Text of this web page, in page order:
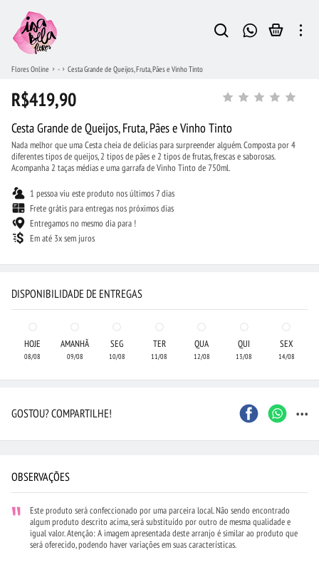
Flores Online - Cesta Grande de Queijos, Fruta, Pães e Vinho Tinto
R$419,90
Cesta Grande de Queijos, Fruta, Pães e Vinho Tinto
Nada melhor que uma Cesta cheia de delicias para surpreender alguém. Composta por 4
diferentes tipos de queijos, 2 tipos de pães e 2 tipos de frutas, frescas e saborosas.
Acompanha 2 taças médias e uma garrafa de Vinho Tinto de 750ml.
1 pessoa viu este produto nos últimos 7 dias
Frete grátis para entregas nos próximos dias
Entregamos no mesmo dia para !
Em até 3x sem juros
DISPONIBILIDADE DE ENTREGAS
HOJE
08/08
AMANHÃ
09/08
SEG
10/08
TER
11/08
QUA
12/08
QUI
13/08
SEX
14/08
GOSTOU? COMPARTILHE! ...
OBSERVAÇÕES
Este produto será confeccionado por uma parceira local. Não sendo encontrado
algum produto descrito acima, será substituído por outro de mesma qualidade e
igual valor. Atenção: A imagem apresentada deste arranjo é similar ao produto que
será oferecido, podendo haver variações em suas características.